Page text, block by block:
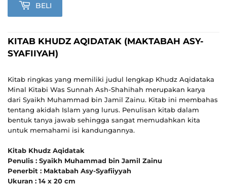
BELI
KITAB KHUDZ AQIDATAK (MAKTABAH ASY-
SYAFIIYAH)
Kitab ringkas yang memiliki judul lengkap Khudz Aqidataka
Minal Kitabi Was Sunnah Ash-Shahihah merupakan karya
dari Syaikh Muhammad bin Jamil Zainu. Kitab ini membahas
tentang akidah Islam yang lurus. Penulisan kitab dalam
bentuk tanya jawab sehingga sangat memudahkan kita
untuk memahami isi kandungannya.
Kitab Khudz Aqidatak
Penulis : Syaikh Muhammad bin Jamil Zainu
Penerbit : Maktabah Asy-Syafiiyyah
Ukuran : 14 x 20 cm